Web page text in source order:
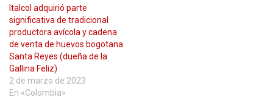
Italcol adquirió parte
significativa de tradicional
productora avícola y cadena
de venta de huevos bogotana
Santa Reyes (dueña de la
Gallina Feliz)
2 de marzo de 2023
En «Colombia»